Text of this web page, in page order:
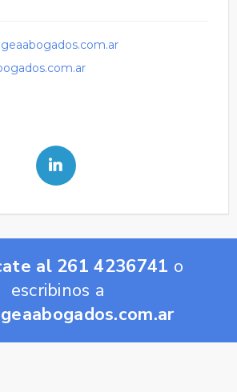
al 261 4236741 o
escribinos a